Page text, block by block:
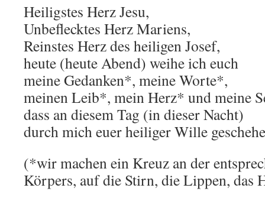
Heiligstes Herz Jesu,
Unbeflecktes Herz Mariens,
Reinstes Herz des heiligen Josef,
heute (heute Abend) weihe ich euch
meine Gedanken*, meine Worte*,
meinen Leib*, mein Herz* und meine
dass an diesem Tag (in dieser Nacht)
durch mich euer heiliger Wille
(*wir machen ein Kreuz an der
Körpers, auf die Stirn, die Lippen,